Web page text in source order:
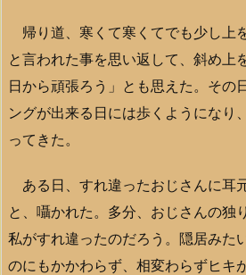
帰り道、寒くて寒くてでも少し上
と言われた事を思い返して、斜め上
日から頑張ろう」とも思えた。その
ングが出来る日には歩くようになり
ってきた。
ある日、すれ違ったおじさんに耳
と、囁かれた。多分、おじさんの独
私がすれ違ったのだろう。隠居みた
のにもかかわらず、相変わらずヒキ